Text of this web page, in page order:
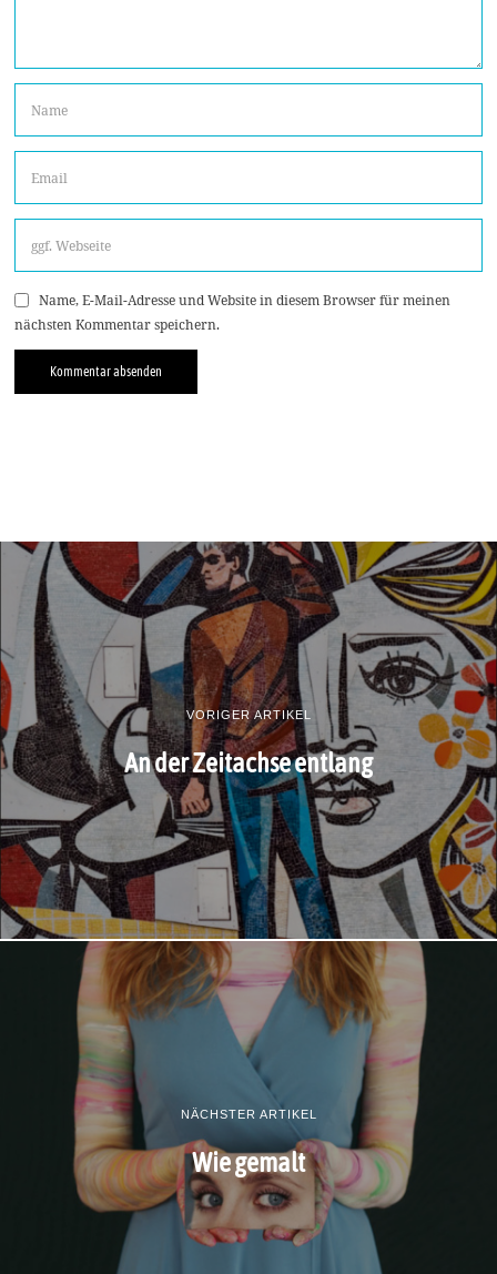
Name, E-Mail-Adresse und Website in diesem Browser für meinen
nächsten Kommentar speichern.
VORIGER ARTIKEL
An der Zeitachse entlang
NÄCHSTER ARTIKEL
Wie gemalt